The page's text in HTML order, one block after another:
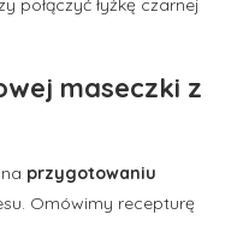
połączyć łyżkę czarnej
maseczki z
przygotowaniu
Omówimy recepturę